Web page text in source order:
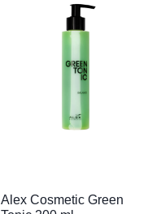
Alex Cosmetic Green